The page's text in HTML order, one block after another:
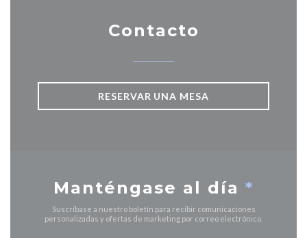
Contacto
RESERVAR UNA MESA
Manténgase al día *
Suscríbase a nuestro boletín para recibir comunicaciones
personalizadas y ofertas de marketing por correo electrónico.